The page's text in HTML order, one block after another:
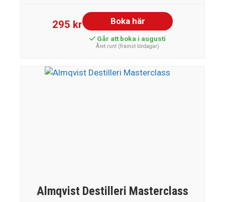
295 kr Boka här
Går att boka i augusti
Året runt (främst lördagar)
Almqvist Destilleri Masterclass